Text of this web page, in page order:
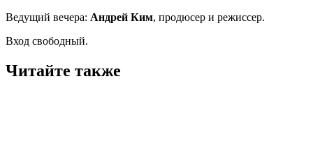
Ведущий вечера: Андрей Ким, продюсер и режиссер.
Вход свободный.
Читайте также